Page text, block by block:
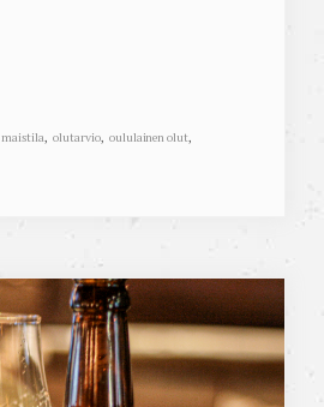
maistila, olutarvio, oululainen olut,